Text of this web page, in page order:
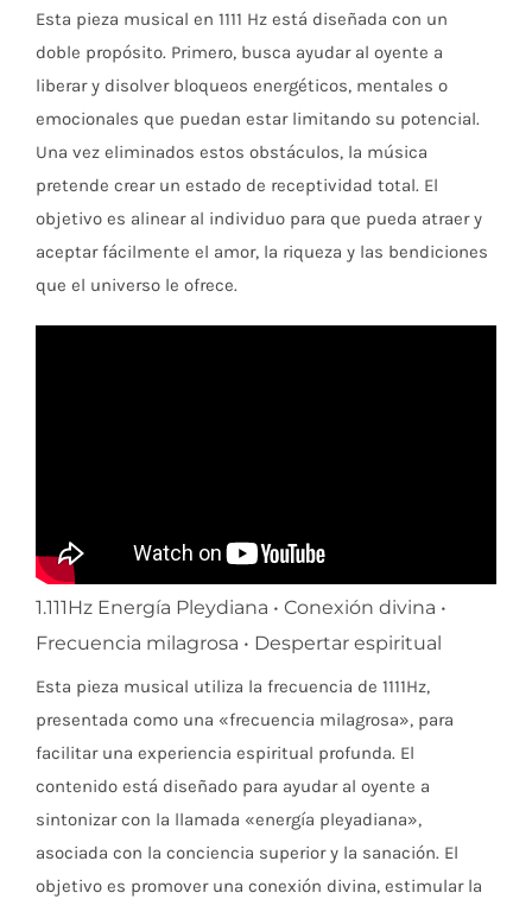
Esta pieza musical en 1111 Hz está diseñada con un
doble propósito. Primero, busca ayudar al oyente a
liberar y disolver bloqueos energéticos, mentales o
emocionales que puedan estar limitando su potencial.
Una vez eliminados estos obstáculos, la música
pretende crear un estado de receptividad total. El
objetivo es alinear al individuo para que pueda atraer y
aceptar fácilmente el amor, la riqueza y las bendiciones
que el universo le ofrece.
1.111Hz Energía Pleydiana • Conexión divina •
Frecuencia milagrosa • Despertar espiritual
Esta pieza musical utiliza la frecuencia de 1111Hz,
presentada como una «frecuencia milagrosa», para
facilitar una experiencia espiritual profunda. El
contenido está diseñado para ayudar al oyente a
sintonizar con la llamada «energía pleyadiana»,
asociada con la conciencia superior y la sanación. El
objetivo es promover una conexión divina, estimular la